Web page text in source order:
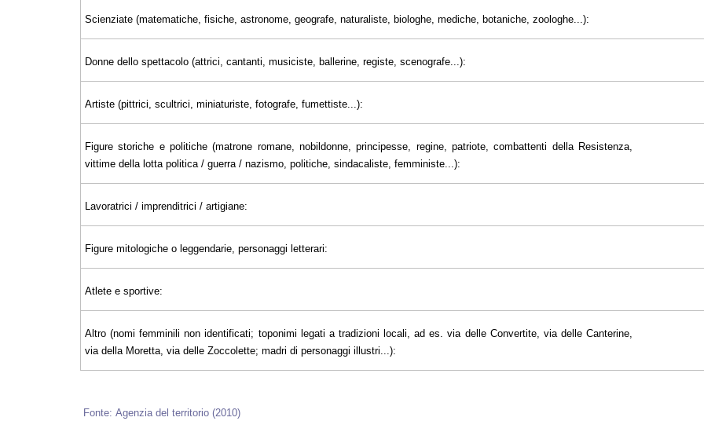
Scienziate (matematiche, fisiche, astronome, geografe, naturaliste, biologhe, mediche, botaniche, zoologhe...):
Donne dello spettacolo (attrici, cantanti, musiciste, ballerine, registe, scenografe...):
Artiste (pittrici, scultrici, miniaturiste, fotografe, fumettiste...):
Figure storiche e politiche (matrone romane, nobildonne, principesse, regine, patriote, combattenti della Resistenza,
vittime della lotta politica / guerra / nazismo, politiche, sindacaliste, femministe...):
Lavoratrici / imprenditrici / artigiane:
Figure mitologiche o leggendarie, personaggi letterari:
Atlete e sportive:
Altro (nomi femminili non identificati; toponimi legati a tradizioni locali, ad es. via delle Convertite, via delle Canterine,
via della Moretta, via delle Zoccolette; madri di personaggi illustri...):
Fonte: Agenzia del territorio (2010)